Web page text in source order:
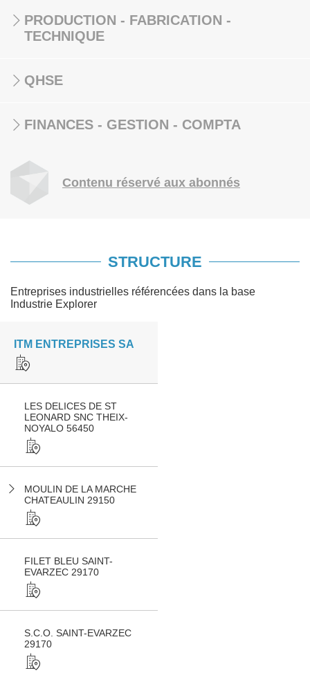
PRODUCTION - FABRICATION -
TECHNIQUE
QHSE
FINANCES - GESTION - COMPTA
Contenu réservé aux abonnés
STRUCTURE
Entreprises industrielles référencées dans la base
Industrie Explorer
ITM ENTREPRISES SA
LES DELICES DE ST
LEONARD SNC THEIX-
NOYALO 56450
MOULIN DE LA MARCHE
CHATEAULIN 29150
FILET BLEU SAINT-
EVARZEC 29170
S.C.O. SAINT-EVARZEC
29170